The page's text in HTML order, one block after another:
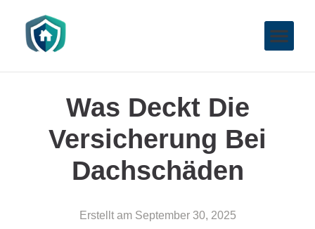
Was Deckt Die
Versicherung Bei
Dachschäden
Erstellt am September 30, 2025